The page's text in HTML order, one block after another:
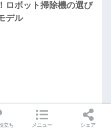
ロボット掃除機の選び
デル
立ち メニュー シェア